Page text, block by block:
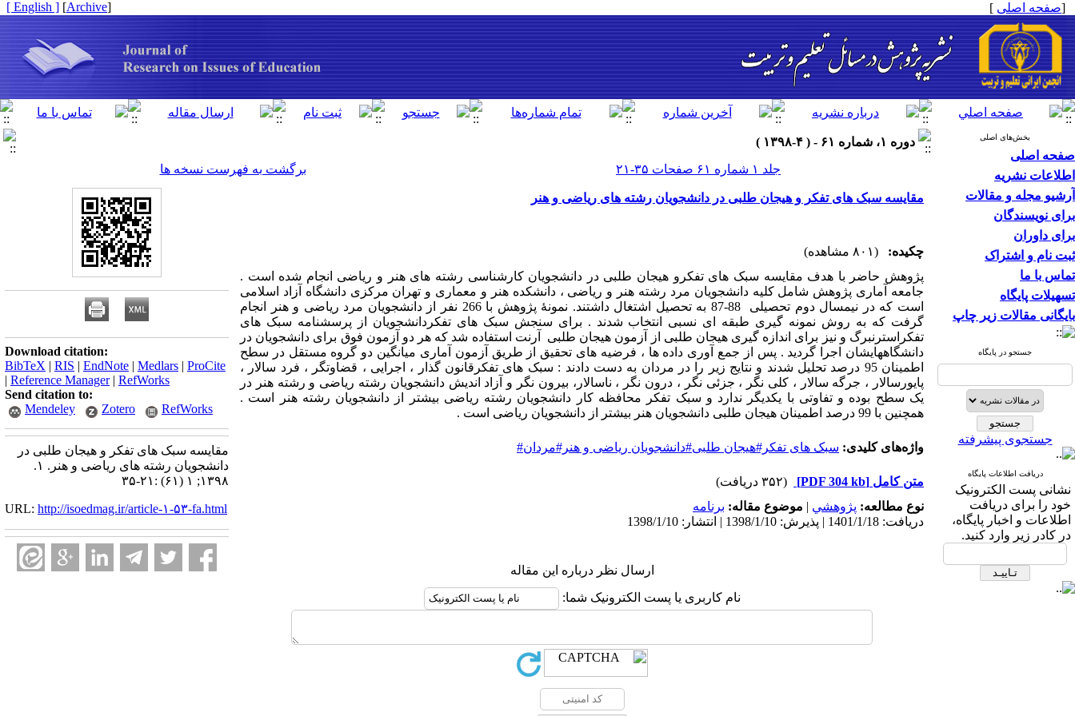
[صفحه اصلی ]
[
Archive
]
[ English ]
بخش‌های اصلی
صفحه اصلی
اطلاعات نشریه
آرشیو مجله و مقالات
برای نویسندگان
برای داوران
ثبت نام و اشتراک
تماس با ما
تسهیلات پایگاه
بایگانی مقالات زیر چاپ
جستجو در پایگاه
جستجوی پیشرفته
دریافت اطلاعات پایگاه
نشانی پست الکترونیک
خود را برای دریافت
اطلاعات و اخبار پایگاه،
در کادر زیر وارد کنید.
دوره ۱، شماره ۶۱ - ( ۴-۱۳۹۸ )
جلد ۱ شماره ۶۱ صفحات ۳۵-۲۱
برگشت به فهرست نسخه ها
مقایسه سبک های تفکر و هیجان طلبی در دانشجویان رشته های ریاضی و هنر
چکیده:
(۸۰۱ مشاهده)
پژوهش حاضر با هدف مقایسه سبک های تفکرو هیجان طلبی در دانشجویان کارشناسی رشته های هنر و ریاضی انجام شده است .
جامعه آماری پژوهش شامل کلیه دانشجویان مرد رشته هنر و ریاضی ، دانشکده هنر و معماری و تهران مرکزی دانشگاه آزاد اسلامی
است که در نیمسال دوم تحصیلی 88-87 به تحصیل اشتغال داشتند. نمونۀ پژوهش با 266 نفر از دانشجویان مرد ریاضی و هنر انجام
گرفت که به روش نمونه گیری طبقه ای نسبی انتخاب شدند . برای سنجش سبک های تفکردانشجویان از پرسشنامه سبک های
تفکراسترنبرگ و نیز برای اندازه گیری هیجان طلبی از آزمون هیجان طلبی آرنت استفاده شد که هر دو آزمون فوق برای دانشجویان در
دانشگاههایشان اجرا گردید . پس از جمع آوری داده ها ، فرضیه های تحقیق از طریق آزمون آماری میانگین دو گروه مستقل در سطح
اطمینان 95 درصد تحلیل شدند و نتایج زیر را در مردان به دست دادند : سبک های تفکرقانون گذار ، اجرایی ، قضاوتگر ، فرد سالار ،
پایورسالار ، جرگه سالار ، کلی نگر ، جزئی نگر ، درون نگر ، ناسالار، بیرون نگر و آزاد اندیش دانشجویان رشته ریاضی و رشته هنر در
یک سطح بوده و تفاوتی با یکدیگر ندارد و سبک تفکر محافظه کار دانشجویان رشته ریاضی بیشتر از دانشجویان رشته هنر است .
همچنین با 99 درصد اطمینان هیجان طلبی دانشجویان هنر بیشتر از دانشجویان ریاضی است .
واژه‌های کلیدی: سبک های تفکر#هیجان طلبی#دانشجویان ریاضی و هنر#مردان#
متن کامل [PDF 304 kb]
(۳۵۲ دریافت)
نوع مطالعه: پژوهشي | موضوع مقاله: برنامه
دریافت: 1401/1/18 | پذیرش: 1398/1/10 | انتشار: 1398/1/10
ارسال نظر درباره این مقاله
نام کاربری یا پست الکترونیک شما:
Download citation:
BibTeX | RIS | EndNote | Medlars | ProCite
| Reference Manager| RefWorks
Send citation to:
Mendeley
Zotero RefWorks
مقایسه سبک های تفکر و هیجان طلبی در
دانشجویان رشته های ریاضی و هنر. ۱.
۱۳۹۸; ۱ (۶۱) :۲۱-۳۵
URL: http://isoedmag.ir/article-۱-۵۳-fa.html